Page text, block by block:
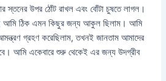
স্তনের উপর ঠোঁট রাখল এবং বোঁটা চুষতে লাগল।
আমি ঠিক এমন কিছুর জন্য আকুল ছিলাম। আমি
গ্রহণ করেছিলাম, তখনই জানতাম আমাদের
আমি একেবারে শুরু থেকেই এর জন্য উদগ্রীব